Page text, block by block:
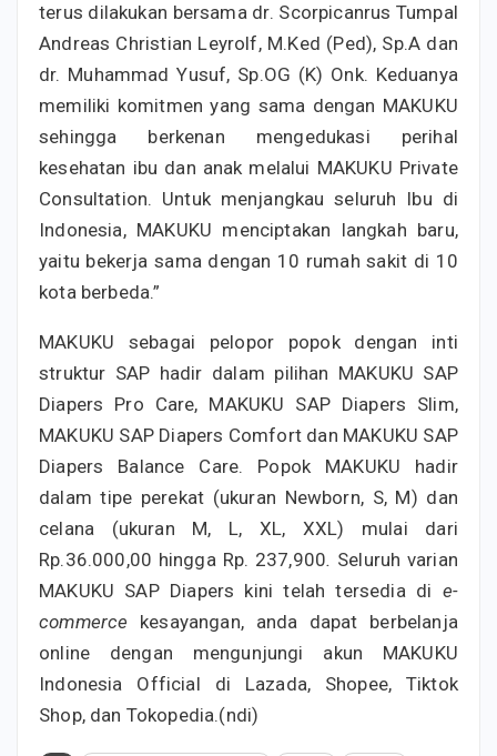
terus dilakukan bersama dr. Scorpicanrus Tumpal
Andreas Christian Leyrolf, M.Ked (Ped), Sp.A dan
dr. Muhammad Yusuf, Sp.OG (K) Onk. Keduanya
memiliki komitmen yang sama dengan MAKUKU
sehingga berkenan mengedukasi perihal
kesehatan ibu dan anak melalui MAKUKU Private
Consultation. Untuk menjangkau seluruh Ibu di
Indonesia, MAKUKU menciptakan langkah baru,
yaitu bekerja sama dengan 10 rumah sakit di 10
kota berbeda.”
MAKUKU sebagai pelopor popok dengan inti
struktur SAP hadir dalam pilihan MAKUKU SAP
Diapers Pro Care, MAKUKU SAP Diapers Slim,
MAKUKU SAP Diapers Comfort dan MAKUKU SAP
Diapers Balance Care. Popok MAKUKU hadir
dalam tipe perekat (ukuran Newborn, S, M) dan
celana (ukuran M, L, XL, XXL) mulai dari
Rp.36.000,00 hingga Rp. 237,900. Seluruh varian
MAKUKU SAP Diapers kini telah tersedia di e-
commerce kesayangan, anda dapat berbelanja
online dengan mengunjungi akun MAKUKU
Indonesia Official di Lazada, Shopee, Tiktok
Shop, dan Tokopedia.(ndi)